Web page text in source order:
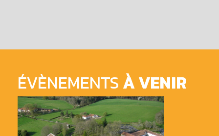
ÉVÈNEMENTS À VENIR